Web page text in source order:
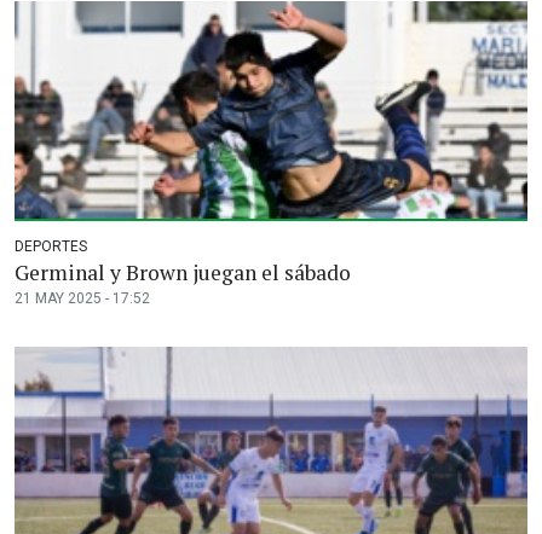
DEPORTES
Germinal y Brown juegan el sábado
21 MAY 2025 - 17:52